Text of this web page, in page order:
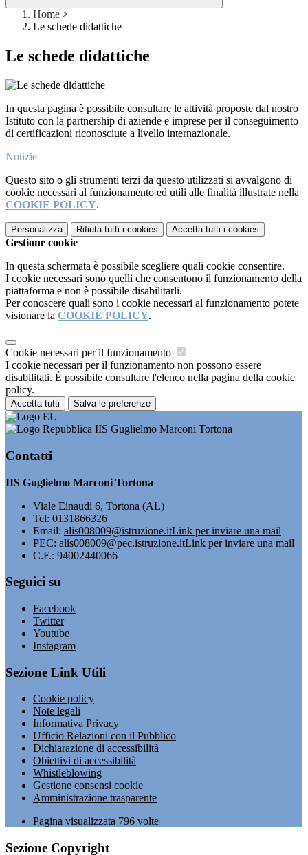
Home >
Le schede didattiche
Le schede didattiche
In questa pagina è possibile consultare le attività proposte dal nostro
Istituto con la partnership di aziende e imprese per il conseguimento
di certificazioni riconosciute a livello internazionale.
Notizie
Questo sito o gli strumenti terzi da questo utilizzati si avvalgono di
cookie necessari al funzionamento ed utili alle finalità illustrate nella
COOKIE POLICY.
Personalizza Rifiuta tutti i cookies Accetta tutti i cookies
Gestione cookie
In questa schermata è possibile scegliere quali cookie consentire.
I cookie necessari sono quelli che consentono il funzionamento della
piattaforma e non è possibile disabilitarli.
Per conoscere quali sono i cookie necessari al funzionamento potete
visionare la COOKIE POLICY.
Cookie necessari per il funzionamento
I cookie necessari per il funzionamento non possono essere
disabilitati. È possibile consultare l'elenco nella pagina della cookie
policy.
Accetta tutti Salva le preferenze
IIS Guglielmo Marconi Tortona
Contatti
IIS Guglielmo Marconi Tortona
Viale Einaudi 6, Tortona (AL)
Tel: 0131866326
Email: alis008009@istruzione.itLink per inviare una mail
PEC: alis008009@pec.istruzione.itLink per inviare una mail
C.F.: 94002440066
Seguici su
Facebook
Twitter
Youtube
Instagram
Sezione Link Utili
Cookie policy
Note legali
Informativa Privacy
Ufficio Relazioni con il Pubblico
Dichiarazione di accessibilità
Obiettivi di accessibilità
Whistleblowing
Gestione consensi cookie
Amministrazione trasparente
Pagina visualizzata 796 volte
Sezione Copyright